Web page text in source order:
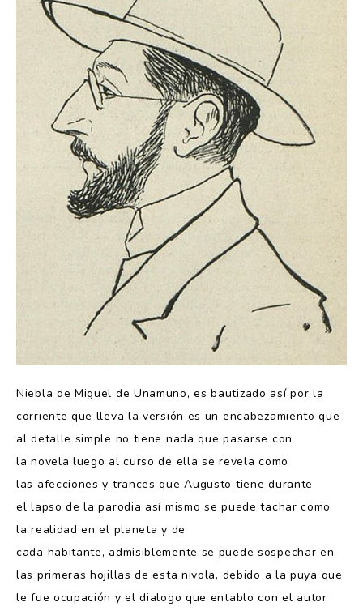
Niebla de Miguel de Unamuno, es bautizado así por la
corriente que lleva la versión es un encabezamiento que
al detalle simple no tiene nada que pasarse con
la novela luego al curso de ella se revela como
las afecciones y trances que Augusto tiene durante
el lapso de la parodia así mismo se puede tachar como
la realidad en el planeta y de
cada habitante, admisiblemente se puede sospechar en
las primeras hojillas de esta nivola, debido a la puya que
le fue ocupación y el dialogo que entablo con el autor